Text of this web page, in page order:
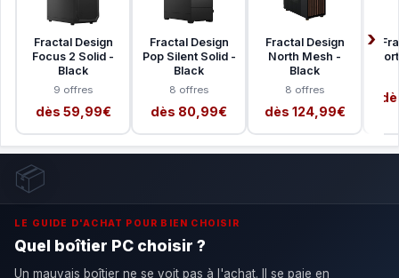
Fractal Design
Focus 2 Solid -
Black
9 offres
dès 59,99€
Fractal Design
Pop Silent Solid -
Black
8 offres
dès 80,99€
Fractal Design
North Mesh -
Black
8 offres
dès 124,99€
📦
LE GUIDE D'ACHAT POUR BIEN CHOISIR
Quel boîtier PC choisir ?
Un mauvais boîtier ne se voit pas à l'achat. Il se paie en